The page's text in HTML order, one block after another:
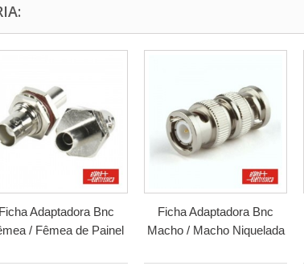
Ficha Adaptadora Bnc
/ Fêmea de Painel
Ficha Adaptadora Bnc
Macho / Macho Niquelada